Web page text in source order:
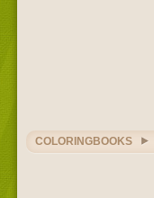
COLORINGBOOKS